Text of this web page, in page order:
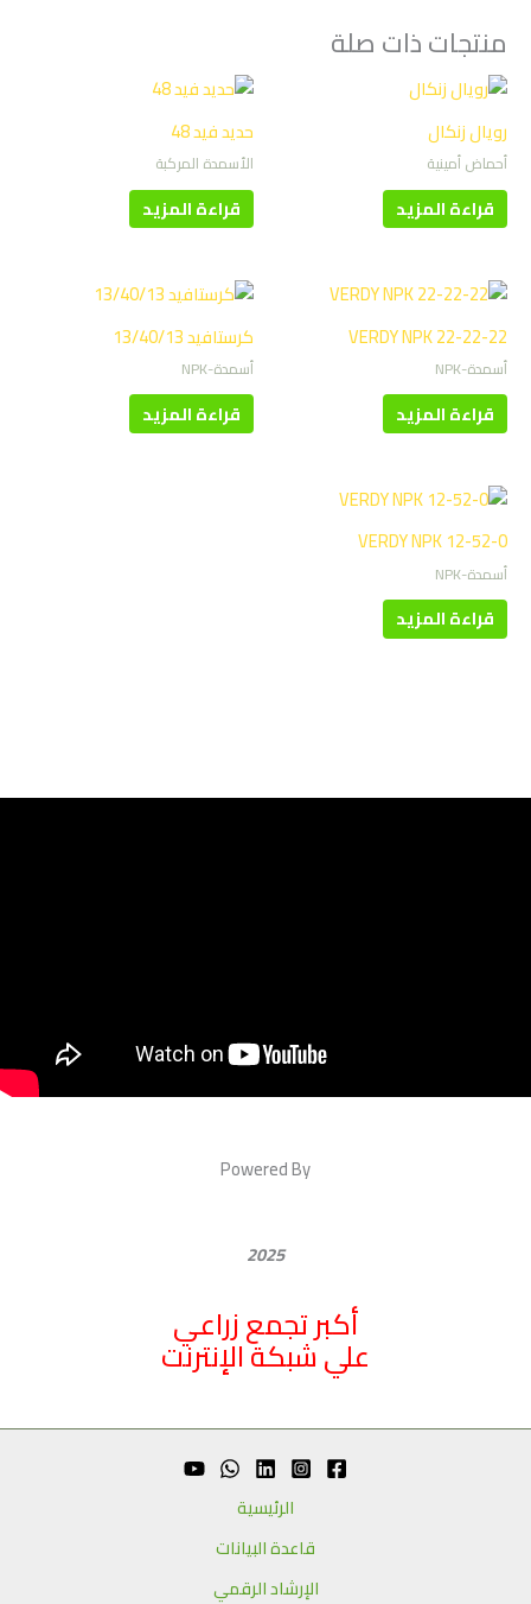
منتجات ذات صلة
رويال زنكال
أحماض أمينية
قراءة المزيد
حديد فيد 48
الأسمدة المركبة
قراءة المزيد
VERDY NPK 22-22-22
أسمدة-NPK
قراءة المزيد
كرستافيد 13/40/13
أسمدة-NPK
قراءة المزيد
VERDY NPK 12-52-0
أسمدة-NPK
قراءة المزيد
Powered By
2025
أكبر تجمع زراعي
علي شبكة الإنترنت
الرئيسية
قاعدة البيانات
الإرشاد الرقمي